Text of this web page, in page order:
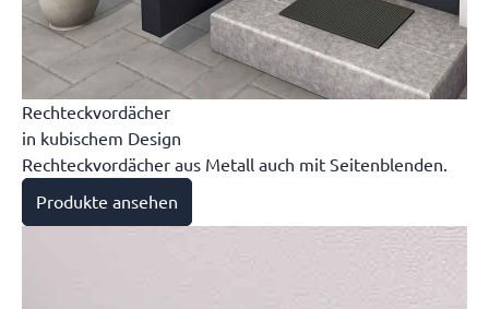
Rechteckvordächer
in kubischem Design
Rechteckvordächer aus Metall auch mit Seitenblenden.
Produkte ansehen